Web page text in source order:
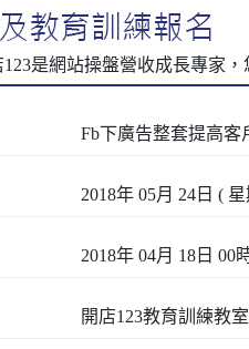
Fb下廣告整套提高客
2018年 05月 24日 (
2018年 04月 18日 00
開店123教育訓練教室